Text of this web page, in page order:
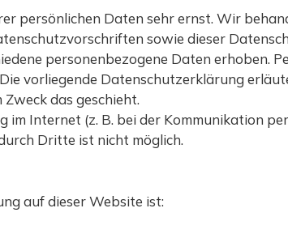
persönlichen Daten sehr ernst. Wir
sowie dieser
personenbezogene Daten erhoben.
vorliegende Datenschutzerklärung
das geschieht.
Internet (z. B. bei der Kommunikation
Dritte ist nicht möglich.
auf dieser Website ist: